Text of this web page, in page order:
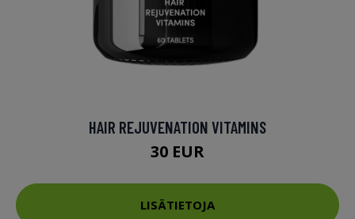
HAIR REJUVENATION VITAMINS
30 EUR
LISÄTIETOJA